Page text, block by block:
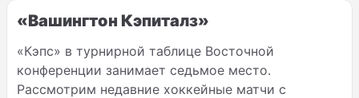
«Вашингтон Кэпиталз»
«Кэпс» в турнирной таблице Восточной
конференции занимает седьмое место.
Рассмотрим недавние хоккейные матчи с